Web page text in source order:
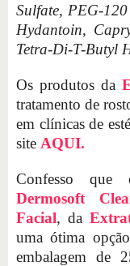
Sulfate, PEG-
Hydantoin,
Tetra-Di-T-Butyl
Os produtos da
tratamento de
em clínicas de
site AQUI.
Confesso que
Dermosoft
Facial, da
uma ótima
embalagem de